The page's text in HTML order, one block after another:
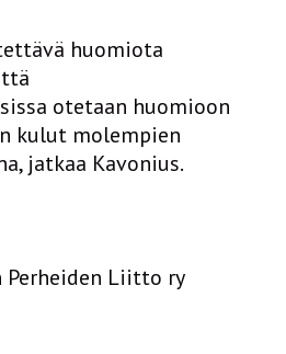
huomiota
otetaan huomioon
kulut molempien
jatkaa Kavonius.
Perheiden Liitto ry